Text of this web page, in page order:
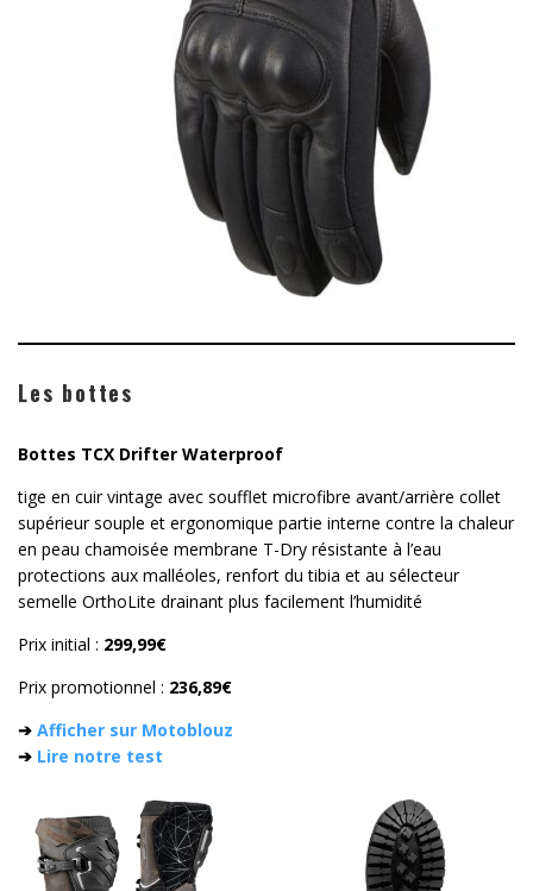
Les bottes
Bottes TCX Drifter Waterproof
tige en cuir vintage avec soufflet microfibre avant/arrière collet
supérieur souple et ergonomique partie interne contre la chaleur
en peau chamoisée membrane T-Dry résistante à l’eau
protections aux malléoles, renfort du tibia et au sélecteur
semelle OrthoLite drainant plus facilement l’humidité
Prix initial : 299,99€
Prix promotionnel : 236,89€
➔ Afficher sur Motoblouz
➔ Lire notre test